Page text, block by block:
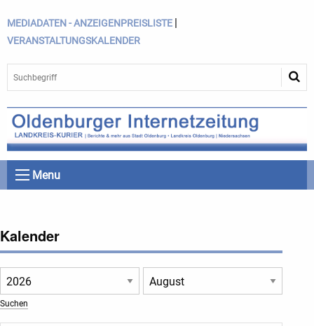
MEDIADATEN - ANZEIGENPREISLISTE |
VERANSTALTUNGSKALENDER
Menu
Kalender